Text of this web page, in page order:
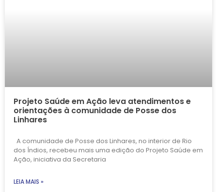
Projeto Saúde em Ação leva atendimentos e
orientações à comunidade de Posse dos
Linhares
A comunidade de Posse dos Linhares, no interior de Rio
dos Índios, recebeu mais uma edição do Projeto Saúde em
Ação, iniciativa da Secretaria
LEIA MAIS »